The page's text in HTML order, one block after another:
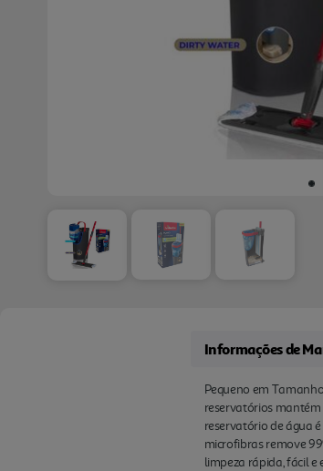
Informações de
Pequeno em
reservatórios
reservatório de água
microfibras remove
limpeza rápida, fácil e